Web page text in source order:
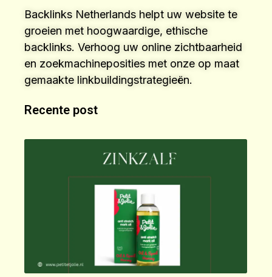
Backlinks Netherlands helpt uw website te
groeien met hoogwaardige, ethische
backlinks. Verhoog uw online zichtbaarheid
en zoekmachineposities met onze op maat
gemaakte linkbuildingstrategieën.
Recente post